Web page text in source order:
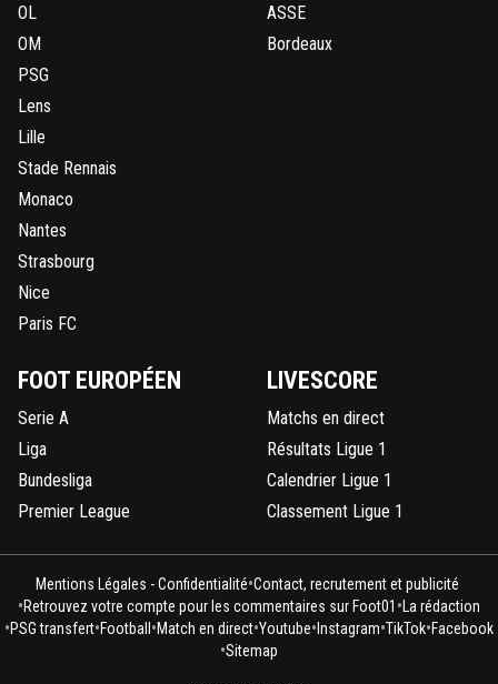
OL
OM
PSG
Lens
Lille
Stade Rennais
Monaco
Nantes
Strasbourg
Nice
Paris FC
ASSE
Bordeaux
FOOT EUROPÉEN
Serie A
Liga
Bundesliga
Premier League
LIVESCORE
Matchs en direct
Résultats Ligue 1
Calendrier Ligue 1
Classement Ligue 1
Mentions Légales - Confidentialité•Contact, recrutement et publicité
•Retrouvez votre compte pour les commentaires sur Foot01 •La rédaction
•PSG transfert•Football •Match en direct•Youtube• Instagram•TikTok•Facebook
•Sitemap